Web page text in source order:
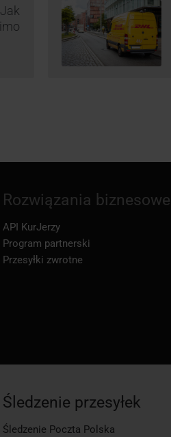
Rozwiązania biznesowe
API KurJerzy
Program partnerski
Przesyłki zwrotne
Śledzenie przesyłek
Śledzenie Poczta Polska